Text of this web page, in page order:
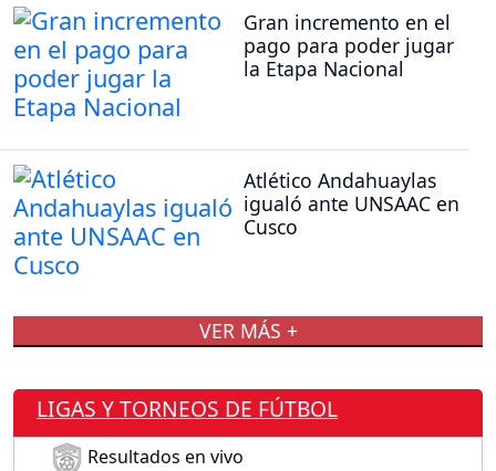
Gran incremento en el
pago para poder jugar
la Etapa Nacional
Atlético Andahuaylas
igualó ante UNSAAC en
Cusco
VER MÁS +
LIGAS Y TORNEOS DE FÚTBOL
Resultados en vivo